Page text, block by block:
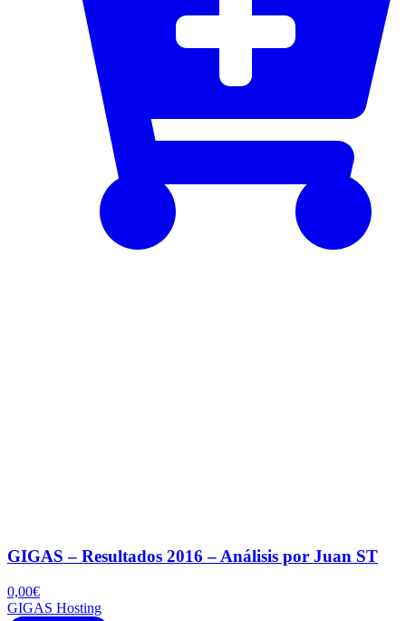
GIGAS – Resultados 2016 – Análisis por Juan ST
0,00€
GIGAS Hosting